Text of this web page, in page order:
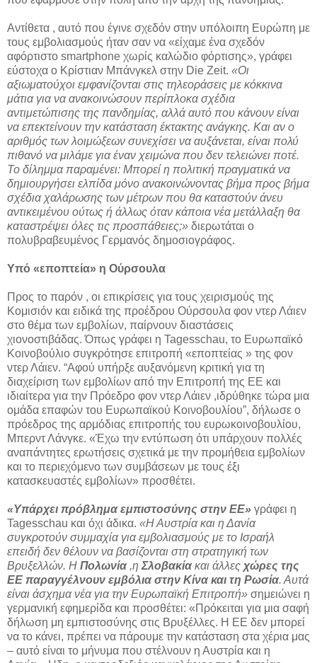
Αντίθετα , αυτό που έγινε σχεδόν στην υπόλοιπη Ευρώπη με
τους εμβολιασμούς ήταν σαν να «είχαμε ένα σχεδόν
αφόρτιστο smartphone χωρίς καλώδιο φόρτισης», γράφει
εύστοχα ο Κρίστιαν Μπάνγκελ στην Die Zeit. «Οι
αξιωματούχοι εμφανίζονται στις τηλεοράσεις με κόκκινα
μάτια για να ανακοινώσουν περίπλοκα σχέδια
αντιμετώπισης της πανδημίας, αλλά αυτό που κάνουν είναι
να επεκτείνουν την κατάσταση έκτακτης ανάγκης. Και αν ο
αριθμός των λοιμώξεων συνεχίσει να αυξάνεται, είναι πολύ
πιθανό να μιλάμε για έναν χειμώνα που δεν τελειώνει ποτέ.
Το δίλημμα παραμένει: Μπορεί η πολιτική πραγματικά να
δημιουργήσει ελπίδα μόνο ανακοινώνοντας βήμα προς βήμα
σχέδια χαλάρωσης των μέτρων που θα καταστούν άνευ
αντικειμένου ούτως ή άλλως όταν κάποια νέα μετάλλαξη θα
καταστρέψει όλες τις προσπάθειες;» διερωτάται ο
πολυβραβευμένος Γερμανός δημοσιογράφος.
Υπό «εποπτεία» η Ούρσουλα
Προς το παρόν , οι επικρίσεις για τους χειρισμούς της
Κομισιόν και ειδικά της προέδρου Ούρσουλα φον ντερ Λάιεν
στο θέμα των εμβολίων, παίρνουν διαστάσεις
χιονοστιβάδας. Όπως γράφει η Tagesschau, το Ευρωπαϊκό
Κοινοβούλιο συγκρότησε επιτροπή «εποπτείας » της φον
ντερ Λάιεν. “Αφού υπήρξε αυξανόμενη κριτική για τη
διαχείριση των εμβολίων από την Επιτροπή της ΕΕ και
ιδιαίτερα για την Πρόεδρο φον ντερ Λάιεν ,ιδρύθηκε τώρα μια
ομάδα επαφών του Ευρωπαϊκού Κοινοβουλίου”, δήλωσε ο
πρόεδρος της αρμόδιας επιτροπής του ευρωκοινοβουλίου,
Μπερντ Λάνγκε. «Έχω την εντύπωση ότι υπάρχουν πολλές
αναπάντητες ερωτήσεις σχετικά με την προμήθεια εμβολίων
και το περιεχόμενο των συμβάσεων με τους έξι
κατασκευαστές εμβολίων» προσθέτει.
«Υπάρχει πρόβλημα εμπιστοσύνης στην ΕΕ» γράφει η
Tagesschau και όχι άδικα. «Η Αυστρία και η Δανία
συγκροτούν συμμαχία για εμβολιασμούς με το Ισραήλ
επειδή δεν θέλουν να βασίζονται στη στρατηγική των
Βρυξελλών. Η Πολωνία,η Σλοβακίακαι άλλες χώρες της
ΕΕ παραγγέλνουν εμβόλια στην Κίνα και τη Ρωσία. Αυτά
είναι άσχημα νέα για την Ευρωπαϊκή Επιτροπή» σημειώνει η
γερμανική εφημερίδα και προσθέτει: «Πρόκειται για μια σαφή
δήλωση μη εμπιστοσύνης στις Βρυξέλλες. Η ΕΕ δεν μπορεί
να το κάνει, πρέπει να πάρουμε την κατάσταση στα χέρια μας
– αυτό είναι το μήνυμα που στέλνουν η Αυστρία και η